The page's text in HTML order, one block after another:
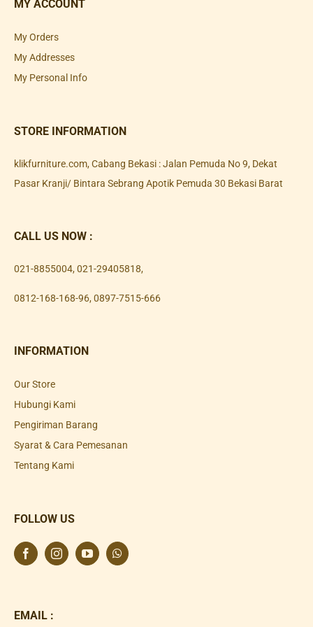
MY ACCOUNT
My Orders
My Addresses
My Personal Info
STORE INFORMATION
klikfurniture.com, Cabang Bekasi : Jalan Pemuda No 9, Dekat
Pasar Kranji/ Bintara Sebrang Apotik Pemuda 30 Bekasi Barat
CALL US NOW :
021-8855004, 021-29405818,
0812-168-168-96, 0897-7515-666
INFORMATION
Our Store
Hubungi Kami
Pengiriman Barang
Syarat & Cara Pemesanan
Tentang Kami
FOLLOW US
EMAIL :